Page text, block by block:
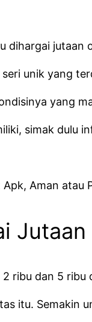
dihargai jutaan
unik yang
yang
simak dulu
Aman atau
Jutaan
2 ribu dan 5 ribu
itu. Semakin